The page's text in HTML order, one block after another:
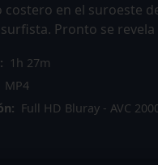
en el suroeste
Pronto se
1h 27m
MP4
Full HD Bluray - AVC